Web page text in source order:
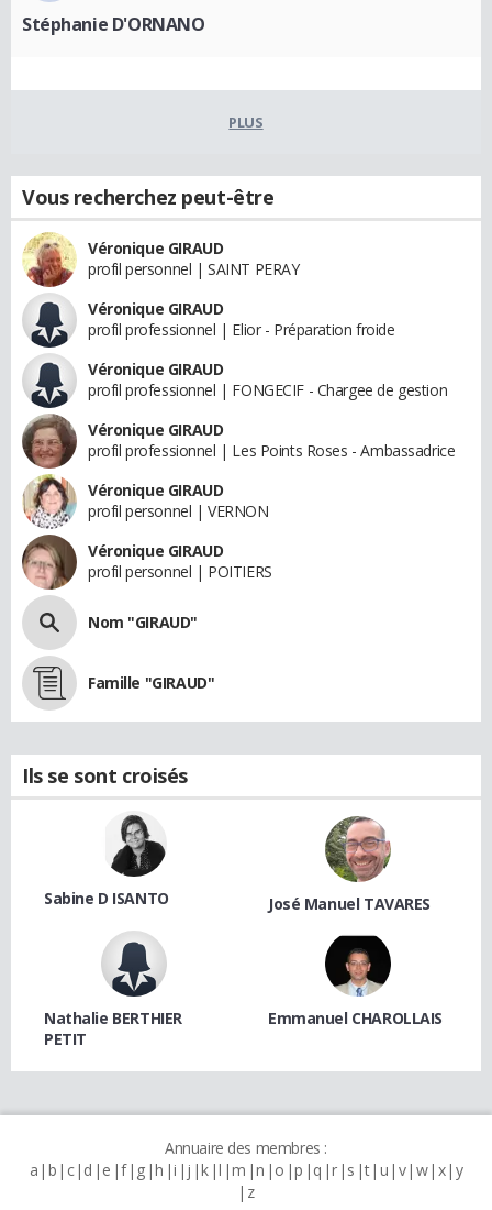
Stéphanie D'ORNANO
PLUS
Vous recherchez peut-être
Véronique GIRAUD
profil personnel | SAINT PERAY
Véronique GIRAUD
profil professionnel | Elior - Préparation froide
Véronique GIRAUD
profil professionnel | FONGECIF - Chargee de gestion
Véronique GIRAUD
profil professionnel | Les Points Roses - Ambassadrice
Véronique GIRAUD
profil personnel | VERNON
Véronique GIRAUD
profil personnel | POITIERS
Nom "GIRAUD"
Famille "GIRAUD"
Ils se sont croisés
Sabine D ISANTO José Manuel TAVARES
Nathalie BERTHIER
PETIT
Emmanuel CHAROLLAIS
Annuaire des membres :
a b c d e f g h i j k l m n o p q r s t u v w x y
z